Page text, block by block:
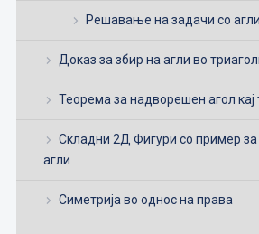
Решавање на задачи со агли
Доказ за збир на агли во
Теорема за надворешен агол кај
Складни 2Д Фигури со пример за
агли
Симетрија во однос на права